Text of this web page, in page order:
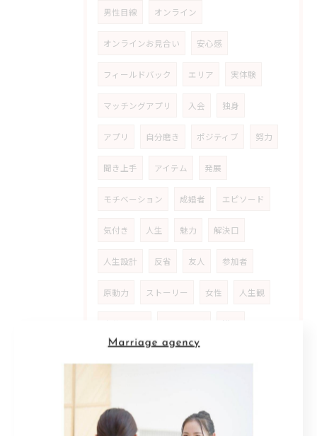
男性目線 オンライン
オンラインお見合い 安心感
フィールドバック エリア 実体験
マッチングアプリ 入会 独身
アプリ 自分磨き ポジティブ 努力
聞き上手 アイテム 発展
モチベーション 成婚者 エピソード
気付き 人生 魅力 解決口
人生設計 反省 友人 参加者
原動力 ストーリー 女性 人生観
安心材料 婚活女性